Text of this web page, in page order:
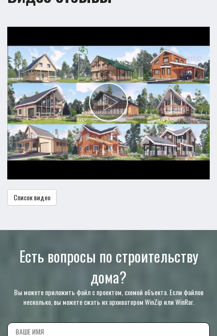
Список видео
Есть вопросы по строительству
дома?
Вы можете приложить файл с проектом, схемой объекта. Если файлов
несколько, вы можете сжать их архиватором WinZip или WinRar.